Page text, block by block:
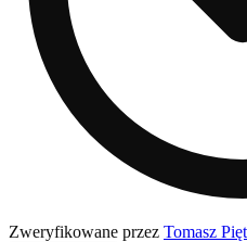
Zweryfikowane przez Tomasz